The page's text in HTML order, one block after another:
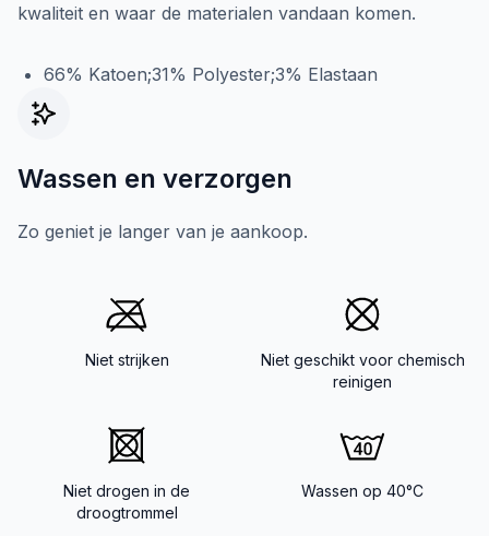
kwaliteit en waar de materialen vandaan komen.
66% Katoen;31% Polyester;3% Elastaan
Wassen en verzorgen
Zo geniet je langer van je aankoop.
Niet strijken
Niet geschikt voor chemisch
reinigen
Niet drogen in de
droogtrommel
Wassen op 40°C